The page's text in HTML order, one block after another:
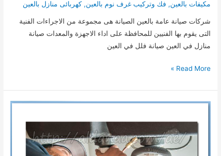
مكيفات بالعين, فك وتركيب غرف نوم بالعين,كهربائى منازل بالعين
شركات صيانة عامة بالعين الصيانة هى مجموعة من الاجراءات الفنية
التى يقوم بها الفنيين للمحافظة على اداء الاجهزة والمعدات صيانة
منازل في العين صيانة فلل في العين
شركات
عامة
بالعين
Read More »